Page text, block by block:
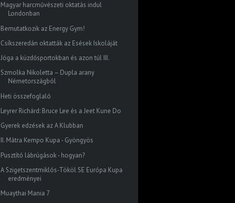
Magyar harcművészeti oktatás indul
Londonban
Bemutatkozik az Energy Gym!
Csíkszeredán oktatták az Esések Iskoláját
Jóga a küzdősportokban és azon túl III.
Szmolka Nikoletta – Dupla arany
Németországból
Heti összefoglaló
Leyrer Richárd: Bruce Lee és a Jeet Kune Do
Gyerek edzések az A Klubban
II. Mátra Kempo Kupa - Gyöngyös
Pusztító lábrúgások - hogyan?
A Szigetszentmiklós-Tököl SE Európa Kupa
eredményei
Muaythai Mania 7